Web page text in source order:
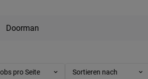
pro Seite Sortieren nach